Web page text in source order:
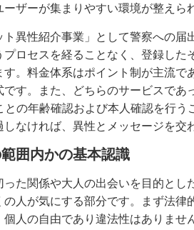
ザーが集まりやすい環境が整えら
異性紹介事業」として警察への
ロセスを経ることなく、登録し
。料金体系はポイント制が主流で
す。また、どちらのサービスで
の年齢確認および本人確認を行
なければ、異性とメッセージを交
囲内かの基本認識
た関係や大人の出会いを目的と
人が気にする部分です。まず法
人の自由であり違法性はありま